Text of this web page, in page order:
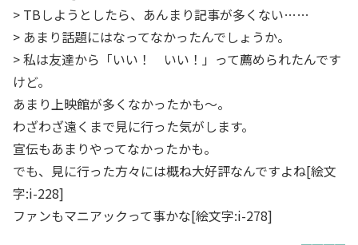
> TBしようとしたら、あんまり記事が多くない……
> あまり話題にはなってなかったんでしょうか。
> 私は友達から「いい！ いい！」って薦められたんです
けど。
あまり上映館が多くなかったかも～。
わざわざ遠くまで見に行った気がします。
宣伝もあまりやってなかったかも。
でも、見に行った方々には概ね大好評なんですよね[絵文
字:i-228]
ファンもマニアックって事かな[絵文字:i-278]